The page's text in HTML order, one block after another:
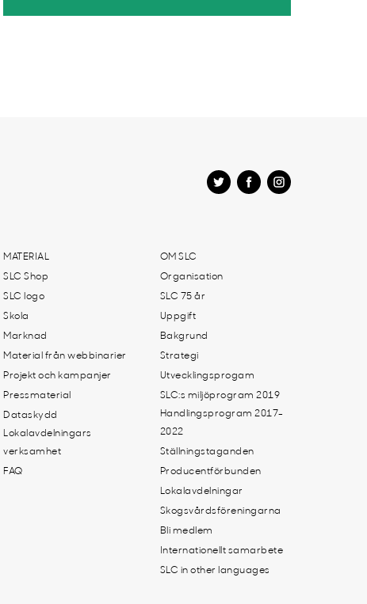
MATERIAL
SLC Shop
SLC logo
Skola
Marknad
Material från webbinarier
Projekt och kampanjer
Pressmaterial
Dataskydd
Lokalavdelningars
verksamhet
FAQ
OM SLC
Organisation
SLC 75 år
Uppgift
Bakgrund
Strategi
Utvecklingsprogam
SLC:s miljöprogram 2019
Handlingsprogram 2017-
2022
Ställningstaganden
Producentförbunden
Lokalavdelningar
Skogsvårdsföreningarna
Bli medlem
Internationellt samarbete
SLC in other languages